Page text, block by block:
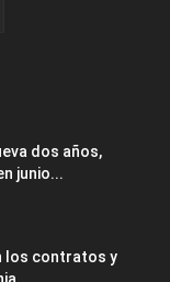
dos años,
junio...
los contratos y